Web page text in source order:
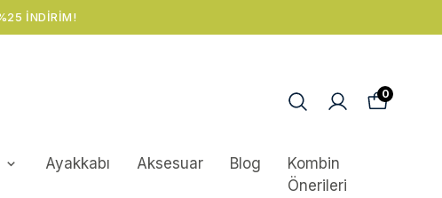
ÜCRETSIZ KARGO!
Ayakkabı Aksesuar Blog
Kombin
Önerileri
0